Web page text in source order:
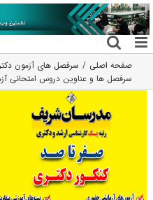
رفتن
به
محتوا
صفحه اصلی سرفصل های آزمون
سرفصل ها و عناوین دروس امتحانی